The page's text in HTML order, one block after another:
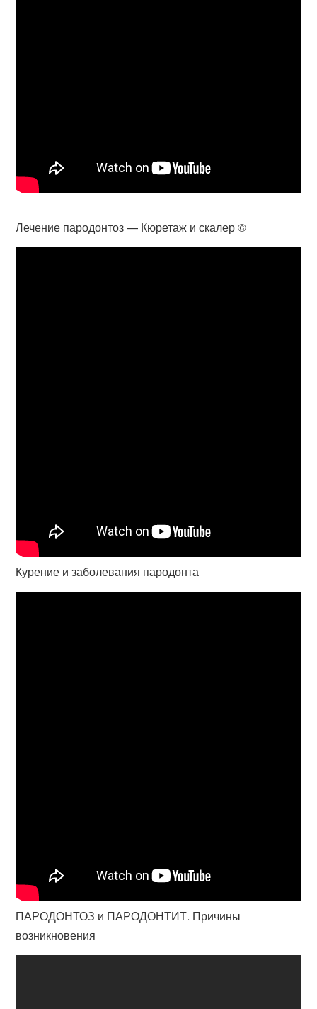
Лечение пародонтоз — Кюретаж и скалер ©
Курение и заболевания пародонта
ПАРОДОНТОЗ и ПАРОДОНТИТ. Причины
возникновения